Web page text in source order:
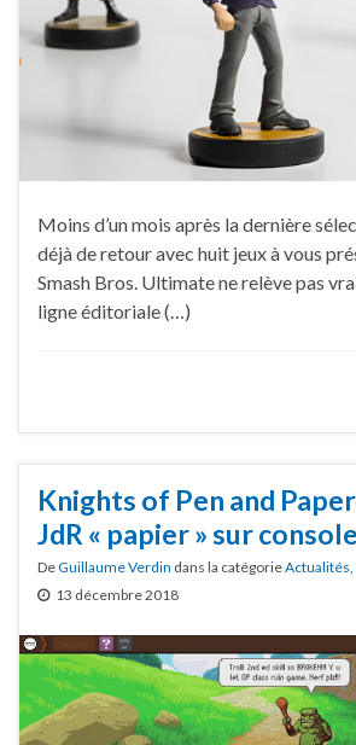
Moins d’un mois après la dernière
déjà de retour avec huit jeux à vous
Smash Bros. Ultimate ne relève pas
ligne éditoriale (…)
Knights of Pen and
JdR « papier » sur
DeGuillaume Verdin dans la catégorieActualités,
13 décembre 2018